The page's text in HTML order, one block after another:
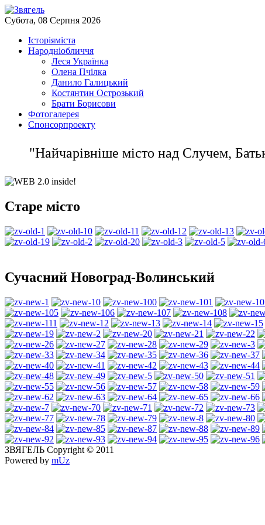
Субота, 08 Серпня 2026
Історіяміста
Народнiобличчя
Леся Українка
Олена Пчілка
Данило Галицький
Костянтин Острозький
Брати Борисови
Фотогалерея
Спонсорпроекту
"Найчарiвнiше мicто над Случем,
Старе місто
Сучасний Новоград-Волинський
ЗВЯГЕЛЬ Copyright © 2011
Powered by mUz